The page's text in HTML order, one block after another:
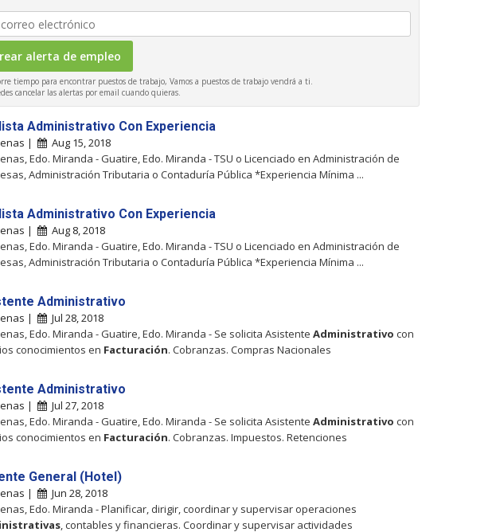
tiempo para encontrar puestos de trabajo, Vamos a puestos de trabajo vendrá a ti.
cancelar las alertas por email cuando quieras.
Administrativo Con Experiencia
|
Aug 15, 2018
Edo. Miranda - Guatire, Edo. Miranda - TSU o Licenciado en Administración de
Administración Tributaria o Contaduría Pública *Experiencia Mínima ...
Administrativo Con Experiencia
|
Aug 8, 2018
Edo. Miranda - Guatire, Edo. Miranda - TSU o Licenciado en Administración de
Administración Tributaria o Contaduría Pública *Experiencia Mínima ...
Administrativo
|
Jul 28, 2018
Edo. Miranda - Guatire, Edo. Miranda - Se solicita Asistente Administrativo con
conocimientos en Facturación. Cobranzas. Compras Nacionales
Administrativo
|
Jul 27, 2018
Edo. Miranda - Guatire, Edo. Miranda - Se solicita Asistente Administrativo con
conocimientos en Facturación. Cobranzas. Impuestos. Retenciones
General (Hotel)
|
Jun 28, 2018
Edo. Miranda - Planificar, dirigir, coordinar y supervisar operaciones
, contables y financieras. Coordinar y supervisar actividades